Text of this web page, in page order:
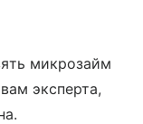
микрозайм
эксперта,